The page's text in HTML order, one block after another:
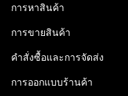
การหาสินค้า
การขายสินค้า
คำสั่งซื้อและการจัดส่ง
การออกแบบร้านค้า